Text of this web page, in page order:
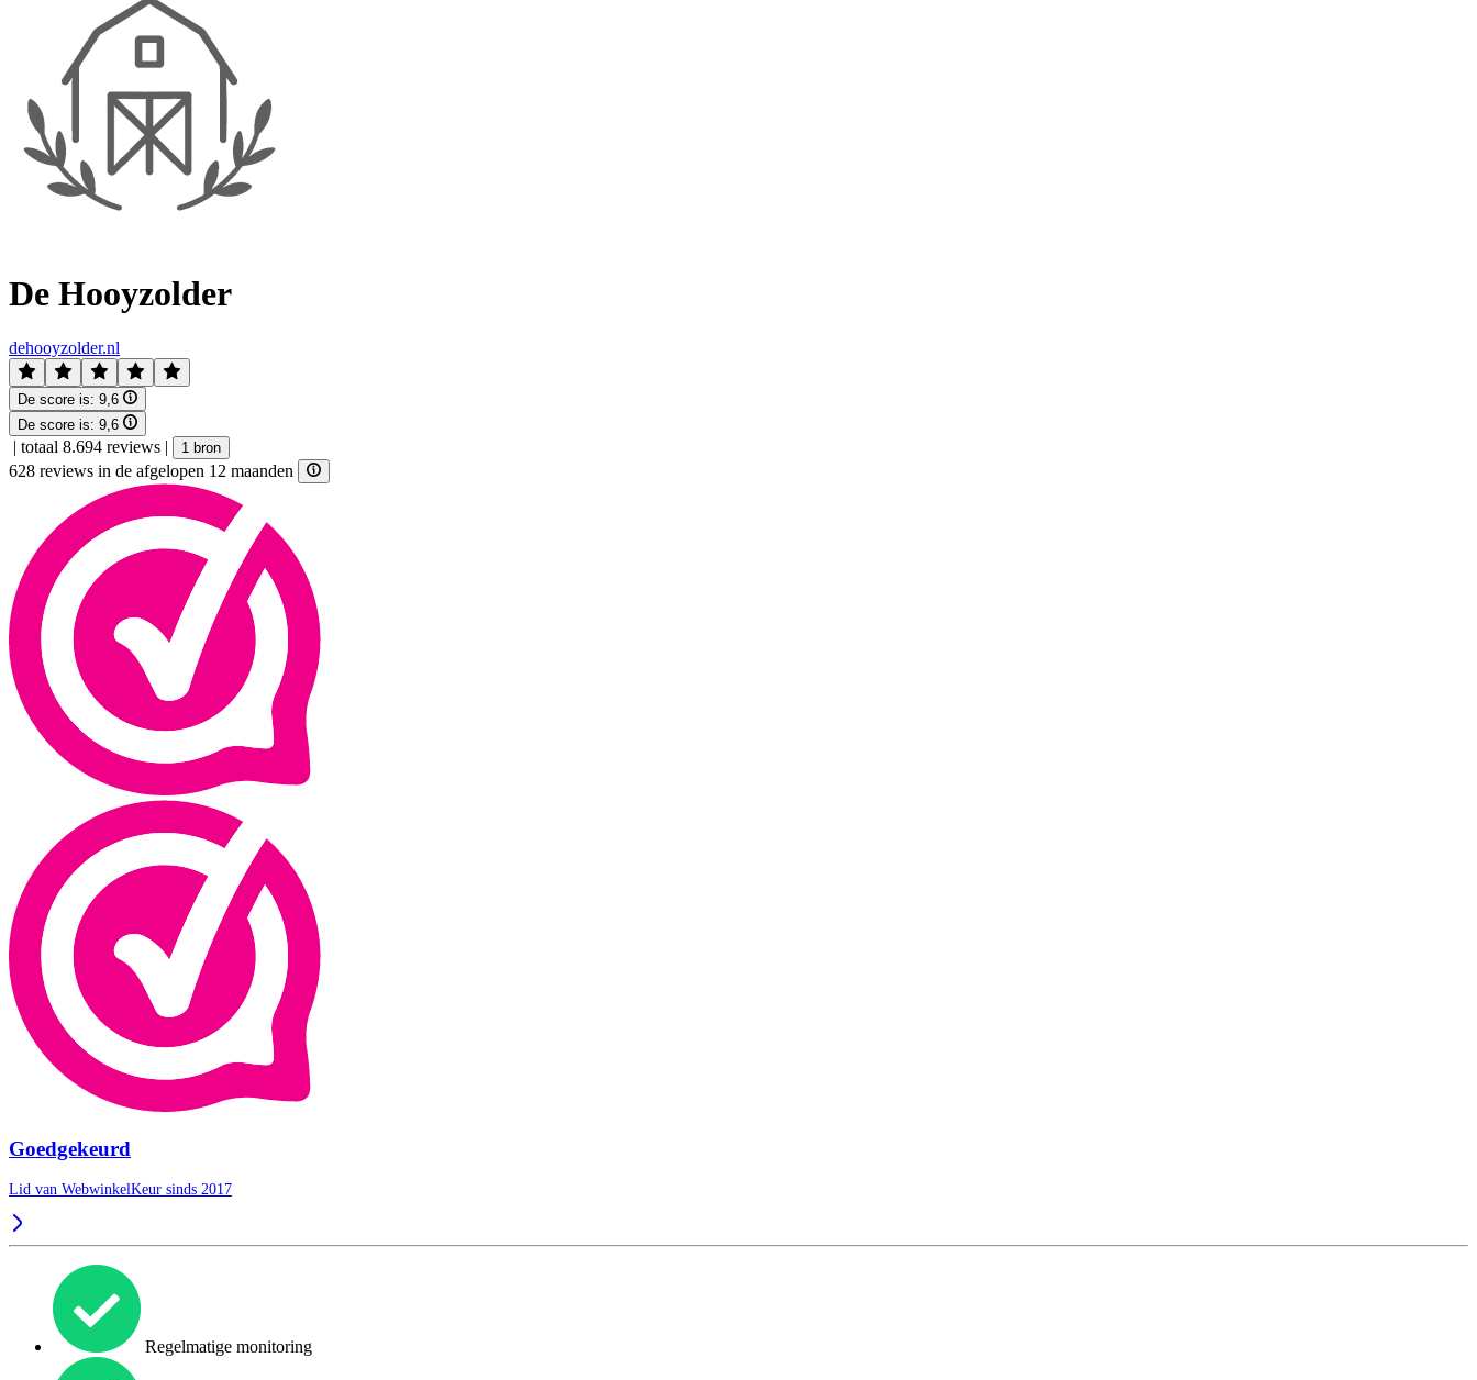
De Hooyzolder
dehooyzolder.nl
De score is: 9,6
De score is: 9,6
| totaal 8.694 reviews | 1 bron
628 reviews in de afgelopen 12 maanden
Goedgekeurd
Lid van WebwinkelKeur sinds 2017
Regelmatige monitoring